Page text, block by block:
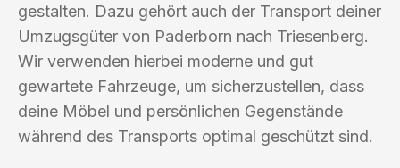
gestalten. Dazu gehört auch der Transport deiner
Umzugsgüter von Paderborn nach Triesenberg.
Wir verwenden hierbei moderne und gut
gewartete Fahrzeuge, um sicherzustellen, dass
deine Möbel und persönlichen Gegenstände
während des Transports optimal geschützt sind.